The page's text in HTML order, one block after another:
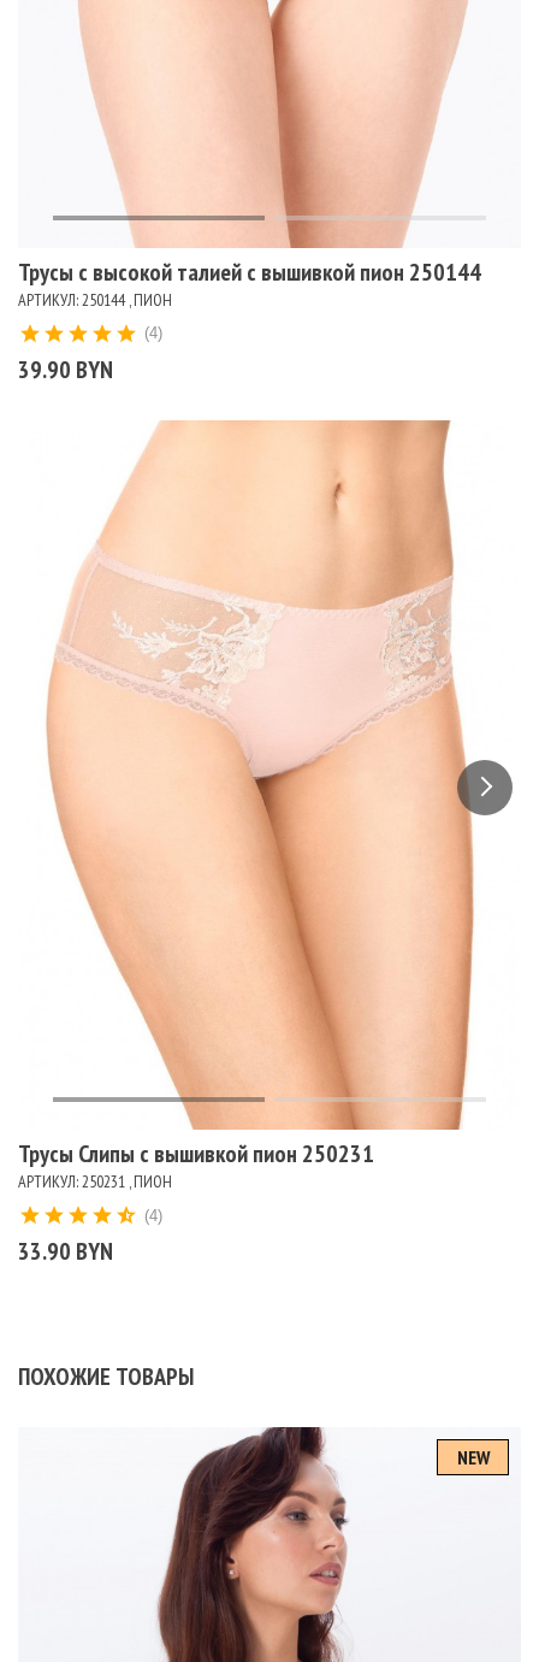
Трусы с высокой талией с вышивкой пион 250144
АРТИКУЛ: 250144 , ПИОН
39.90 BYN
(4)
Трусы Слипы с вышивкой пион 250231
АРТИКУЛ: 250231 , ПИОН
33.90 BYN
(4)
ПОХОЖИЕ ТОВАРЫ
NEW